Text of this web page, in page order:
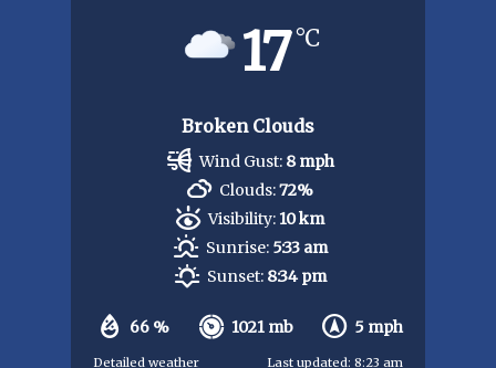
17°C
Broken Clouds
66 % 1021 mb 5 mph
Wind Gust: 8 mph
Clouds:72%
Visibility: 10 km
Sunrise: 5:33 am
Sunset: 8:34 pm
Detailed weather Last updated: 8:23 am